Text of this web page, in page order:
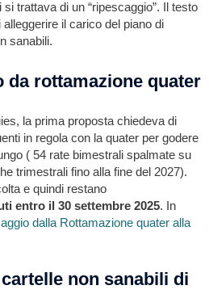
trattava di un “ripescaggio”. Il testo
il carico del piano di
sanabili.
da rottamazione quater
la prima proposta chiedeva di
in regola con la quater per godere
( 54 rate bimestrali spalmate su
trimestrali fino alla fine del 2027).
e quindi restano
entro il 30 settembre 2025. In
dalla Rottamazione quater alla
non sanabili di